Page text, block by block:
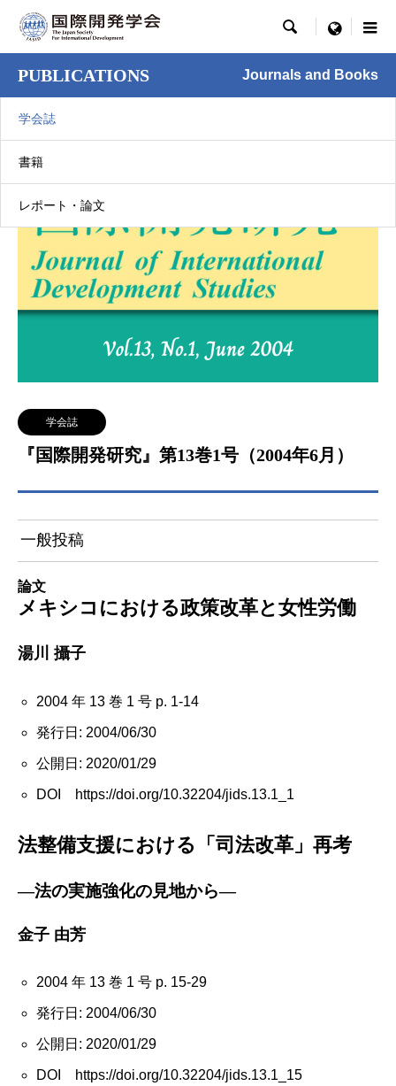
 menu
PUBLICATIONS Journals and Books
学会誌
書籍
レポート・論文
学会誌
『国際開発研究』第13巻1号（2004年6月）
一般投稿
論文
メキシコにおける政策改革と女性労働
湯川 攝子
2004 年 13 巻 1 号 p. 1-14
発行日: 2004/06/30
公開日: 2020/01/29
DOI https://doi.org/10.32204/jids.13.1_1
法整備支援における「司法改革」再考
―法の実施強化の見地から―
金子 由芳
2004 年 13 巻 1 号 p. 15-29
発行日: 2004/06/30
公開日: 2020/01/29
DOI https://doi.org/10.32204/jids.13.1_15